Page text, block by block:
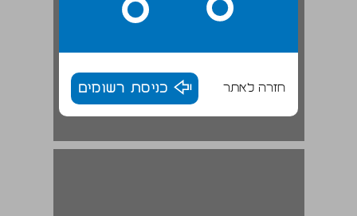
חזרה לאתר כניסת רשומים
2. יק"א והמושבות, 1914-1900 ... 29